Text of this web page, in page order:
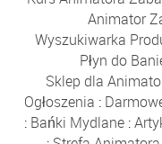
Animator
Wyszukiwarka
Płyn do
Sklep dla
Ogłoszenia :
: Bańki Mydlane :